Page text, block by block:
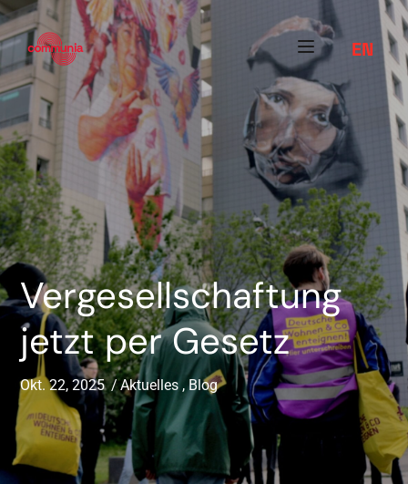
EN
Vergesellschaftung
jetzt per Gesetz
Okt. 22, 2025 Aktuelles ,Blog